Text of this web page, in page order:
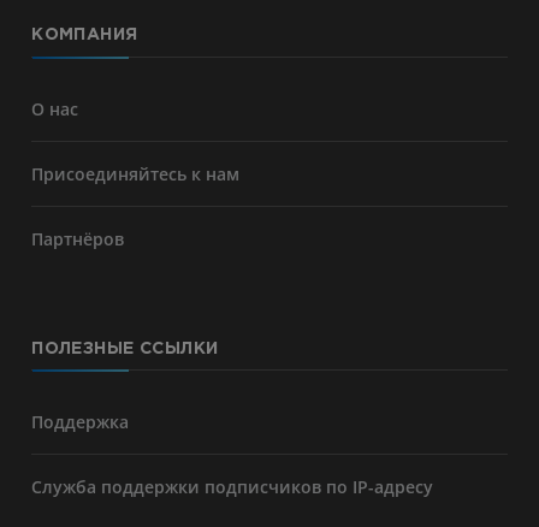
КОМПАНИЯ
О нас
Присоединяйтесь к нам
Партнёров
ПОЛЕЗНЫЕ ССЫЛКИ
Поддержка
Служба поддержки подписчиков по IP-адресу